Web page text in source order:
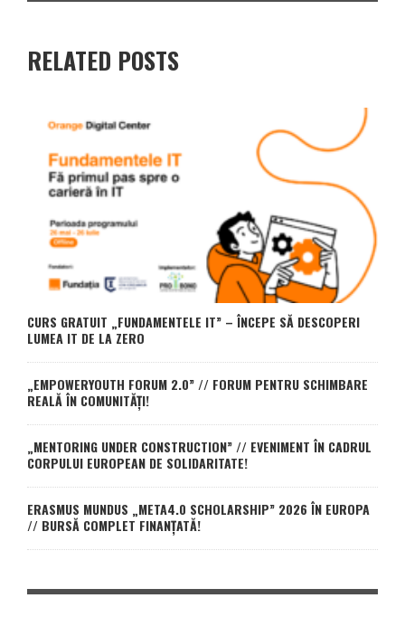
RELATED POSTS
CURS GRATUIT „FUNDAMENTELE IT” – ÎNCEPE SĂ DESCOPERI
LUMEA IT DE LA ZERO
„EMPOWERYOUTH FORUM 2.0” // FORUM PENTRU SCHIMBARE
REALĂ ÎN COMUNITĂȚI!
„MENTORING UNDER CONSTRUCTION” // EVENIMENT ÎN CADRUL
CORPULUI EUROPEAN DE SOLIDARITATE!
ERASMUS MUNDUS „META4.0 SCHOLARSHIP” 2026 ÎN EUROPA
// BURSĂ COMPLET FINANȚATĂ!